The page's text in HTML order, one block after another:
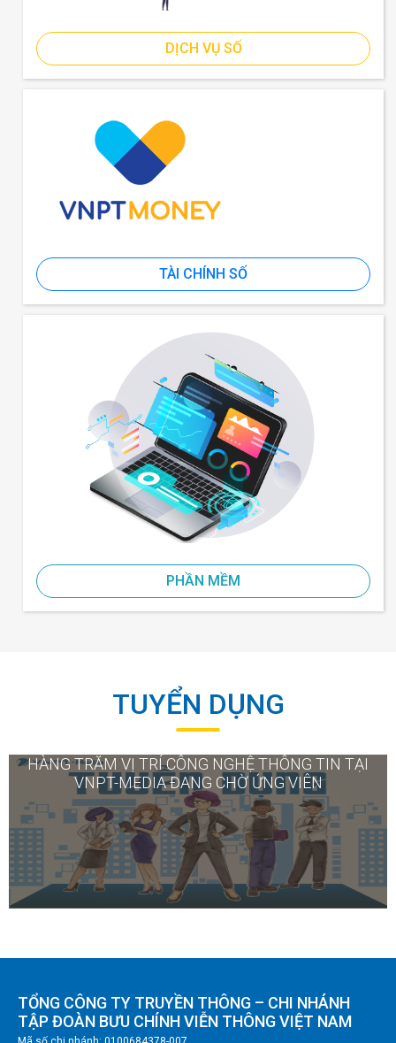
DỊCH VỤ SỐ
TÀI CHÍNH SỐ
PHẦN MỀM
TUYỂN DỤNG
HÀNG TRĂM VỊ TRÍ CÔNG NGHỆ THÔNG TIN TẠI
VNPT-MEDIA ĐANG CHỜ ỨNG VIÊN
TỔNG CÔNG TY TRUYỀN THÔNG – CHI NHÁNH
TẬP ĐOÀN BƯU CHÍNH VIỄN THÔNG VIỆT NAM